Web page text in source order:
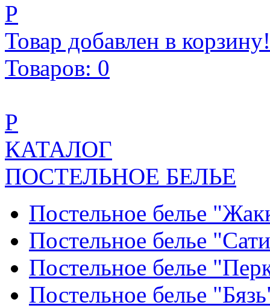
Р
Товар добавлен в корзину!
Товаров: 0
Р
КАТАЛОГ
ПОСТЕЛЬНОЕ БЕЛЬЕ
Постельное белье
Постельное белье
Постельное белье
Постельное белье